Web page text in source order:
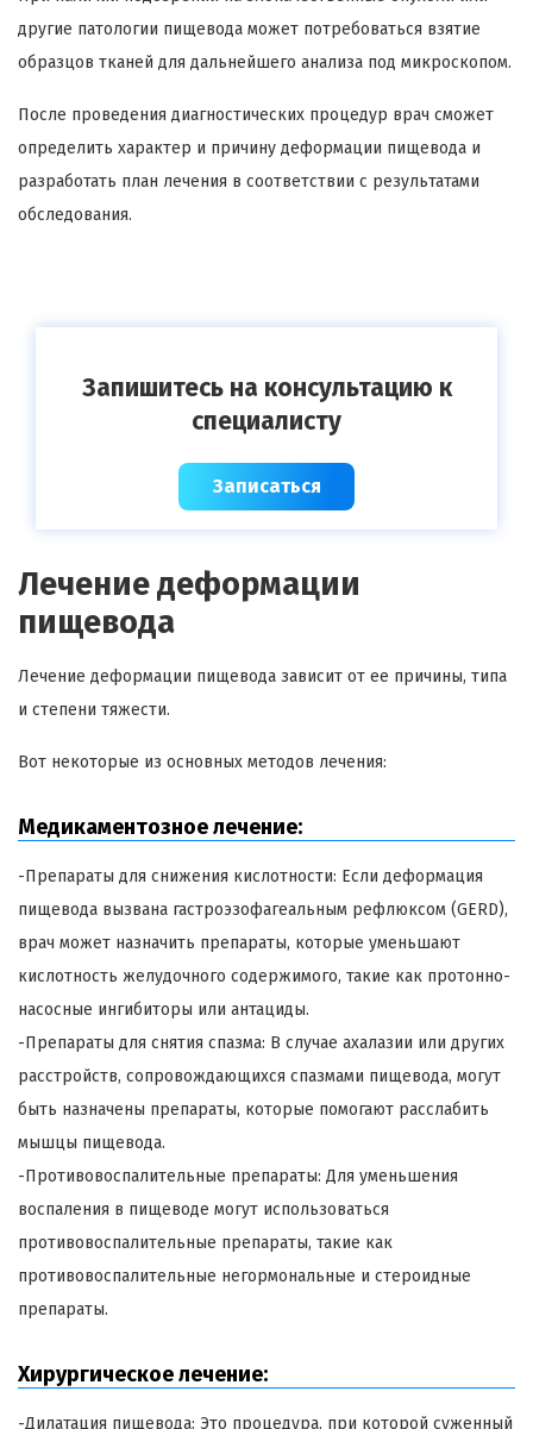
другие патологии пищевода может потребоваться взятие
образцов тканей для дальнейшего анализа под микроскопом.
После проведения диагностических процедур врач сможет
определить характер и причину деформации пищевода и
разработать план лечения в соответствии с результатами
обследования.
Запишитесь на консультацию к
специалисту
Записаться
Лечение деформации
пищевода
Лечение деформации пищевода зависит от ее причины, типа
и степени тяжести.
Вот некоторые из основных методов лечения:
Медикаментозное лечение:
-Препараты для снижения кислотности: Если деформация
пищевода вызвана гастроэзофагеальным рефлюксом (GERD),
врач может назначить препараты, которые уменьшают
кислотность желудочного содержимого, такие как протонно-
насосные ингибиторы или антациды.
-Препараты для снятия спазма: В случае ахалазии или других
расстройств, сопровождающихся спазмами пищевода, могут
быть назначены препараты, которые помогают расслабить
мышцы пищевода.
-Противовоспалительные препараты: Для уменьшения
воспаления в пищеводе могут использоваться
противовоспалительные препараты, такие как
противовоспалительные негормональные и стероидные
препараты.
Хирургическое лечение:
-Дилатация пищевода: Это процедура, при которой суженный